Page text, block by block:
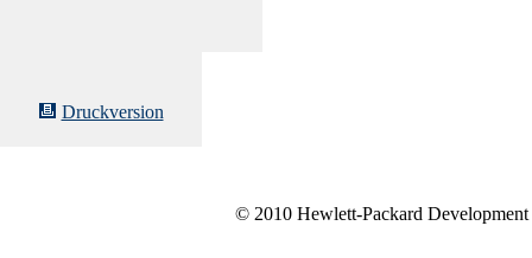
Druckversion
© 2010 Hewlett-Packard Development